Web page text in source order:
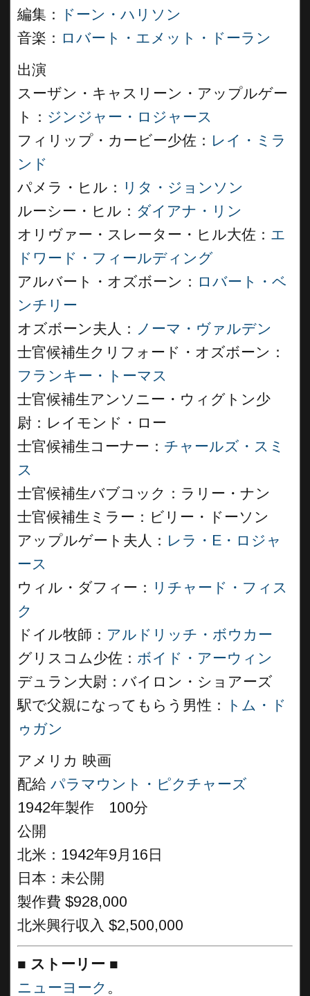
編集：
ドーン・ハリソン
音楽： ロバート・エメット・ドーラン
出演
スーザン・キャスリーン・アップルゲー
ト： ジンジャー・ロジャース
フィリップ・カービー少佐： レイ・ミラ
ンド
パメラ・ヒル： リタ・ジョンソン
ルーシー・ヒル： ダイアナ・リン
オリヴァー・スレーター・ヒル大佐： エ
ドワード・フィールディング
アルバート・オズボーン： ロバート・ベ
ンチリー
オズボーン夫人： ノーマ・ヴァルデン
士官候補生クリフォード・オズボーン：
フランキー・トーマス
士官候補生アンソニー・ウィグトン少
尉：レイモンド・ロー
士官候補生コーナー： チャールズ・スミ
ス
士官候補生バブコック：ラリー・ナン
士官候補生ミラー：ビリー・ドーソン
アップルゲート夫人： レラ・E・ロジャ
ース
ウィル・ダフィー： リチャード・フィス
ク
ドイル牧師： アルドリッチ・ボウカー
グリスコム少佐： ボイド・アーウィン
デュラン大尉：バイロン・ショアーズ
駅で父親になってもらう男性：
トム・ド
ゥガン
アメリカ 映画
配給 パラマウント・ピクチャーズ
1942年製作 100分
公開
北米：1942年9月16日
日本：未公開
製作費 $928,000
北米興行収入 $2,500,000
■ ストーリー ■
ニューヨーク 。